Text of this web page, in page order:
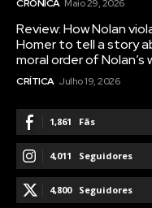
CRÓNICA Maio 29, 2026
Review: How Nolan
Homer to tell a story
moral order of Nolan’s
CRÍTICA Julho 19, 2026
1,861 Fãs
4,011 Seguidores
4,800 Seguidores